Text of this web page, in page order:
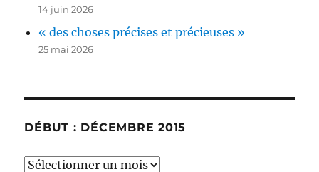
14 juin 2026
« des choses précises et précieuses »
25 mai 2026
DÉBUT : DÉCEMBRE 2015
début